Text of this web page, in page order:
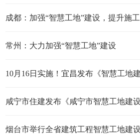
常州：大力加强“智慧工地”建设